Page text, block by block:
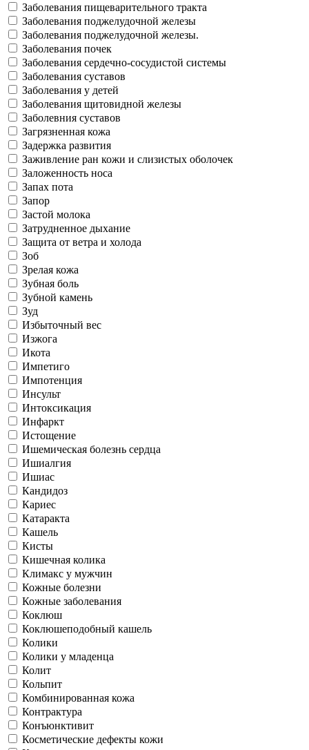
Заболевания пищеварительного тракта
Заболевания поджелудочной железы
Заболевания поджелудочной железы.
Заболевания почек
Заболевания сердечно-сосудистой системы
Заболевания суставов
Заболевания у детей
Заболевания щитовидной железы
Заболевния суставов
Загрязненная кожа
Задержка развития
Заживление ран кожи и слизистых оболочек
Заложенность носа
Запах пота
Запор
Застой молока
Затрудненное дыхание
Защита от ветра и холода
Зоб
Зрелая кожа
Зубная боль
Зубной камень
Зуд
Избыточный вес
Изжога
Икота
Импетиго
Импотенция
Инсульт
Интоксикация
Инфаркт
Истощение
Ишемическая болезнь сердца
Ишиалгия
Ишиас
Кандидоз
Кариес
Катаракта
Кашель
Кисты
Кишечная колика
Климакс у мужчин
Кожные болезни
Кожные заболевания
Коклюш
Коклюшеподобный кашель
Колики
Колики у младенца
Колит
Кольпит
Комбинированная кожа
Контрактура
Конъюнктивит
Косметические дефекты кожи